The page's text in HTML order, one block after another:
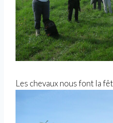
Les chevaux nous font la